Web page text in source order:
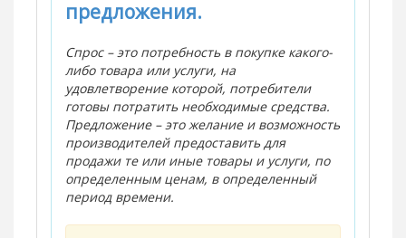
предложения.
Спрос – это потребность в покупке какого-
либо товара или услуги, на
удовлетворение которой, потребители
готовы потратить необходимые средства.
Предложение – это желание и возможность
производителей предоставить для
продажи те или иные товары и услуги, по
определенным ценам, в определенный
период времени.